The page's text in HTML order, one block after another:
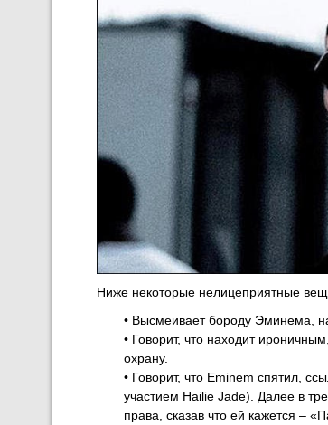
Ниже некоторые нелицеприятные
• Высмеивает бороду Эминема,
• Говорит, что находит
охрану.
• Говорит, что Eminem спятил,
участием Hailie Jade). Далее в
права, сказав что ей кажется –